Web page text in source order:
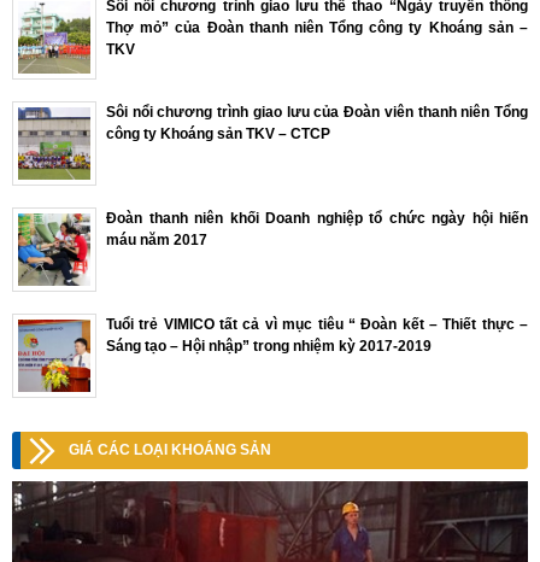
Sôi nổi chương trình giao lưu thể thao “Ngày truyền thống
Thợ mỏ” của Đoàn thanh niên Tổng công ty Khoáng sản –
TKV
Sôi nổi chương trình giao lưu của Đoàn viên thanh niên Tổng
công ty Khoáng sản TKV – CTCP
Đoàn thanh niên khối Doanh nghiệp tổ chức ngày hội hiến
máu năm 2017
Tuổi trẻ VIMICO tất cả vì mục tiêu “ Đoàn kết – Thiết thực –
Sáng tạo – Hội nhập” trong nhiệm kỳ 2017-2019
GIÁ CÁC LOẠI KHOÁNG SẢN